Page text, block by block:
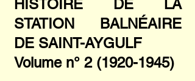
HISTOIRE DE LA
STATION BALNÉAIRE
DE SAINT-AYGULF
Volume n° 2 (1920-1945)